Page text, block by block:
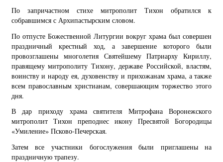
По запричастном стихе митрополит Тихон обратился к
собравшимся с Архипастырским словом.
По отпусте Божественной Литургии вокруг храма был совершен
праздничный крестный ход, а завершение которого были
провозглашены многолетия Святейшему Патриарху Кириллу,
правящему митрополиту Тихону, державе Российской, властям,
воинству и народу ея, духовенству и прихожанам храма, а также
всем православным христианам, совершающим торжество этого
дня.
В дар приходу храма святителя Митрофана Воронежского
митрополит Тихон преподнес икону Пресвятой Богородицы
«Умиление» Псково-Печерская.
Затем все участники богослужения были приглашены на
праздничную трапезу.